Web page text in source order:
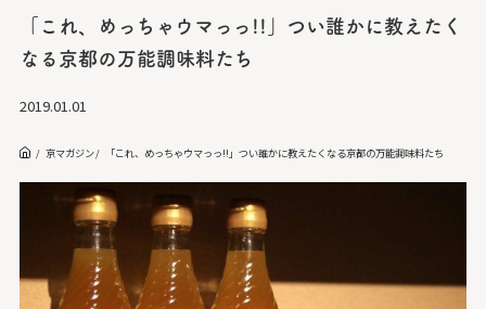
「これ、めっちゃウマっっ!!」つい誰かに教えたく
なる京都の万能調味料たち
2019.01.01
京マガジン 「これ、めっちゃウマっっ!!」つい誰かに教えたくなる京都の万能調味料たち